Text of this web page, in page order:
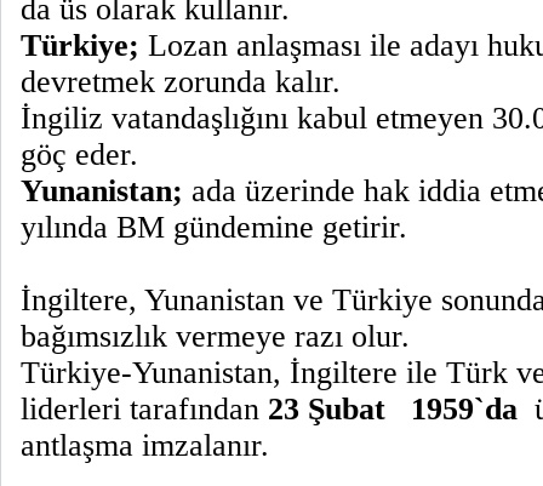
da üs olarak kullanır.
Türkiye; Lozan anlaşması ile adayı
devretmek zorunda kalır.
İngiliz vatandaşlığını kabul etmeyen
göç eder.
Yunanistan; ada üzerinde hak iddia
yılında BM gündemine getirir.
İngiltere, Yunanistan ve Türkiye
bağımsızlık vermeye razı olur.
Türkiye-Yunanistan, İngiltere ile Türk
liderleri tarafından 23 Şubat 1959`da
antlaşma imzalanır.